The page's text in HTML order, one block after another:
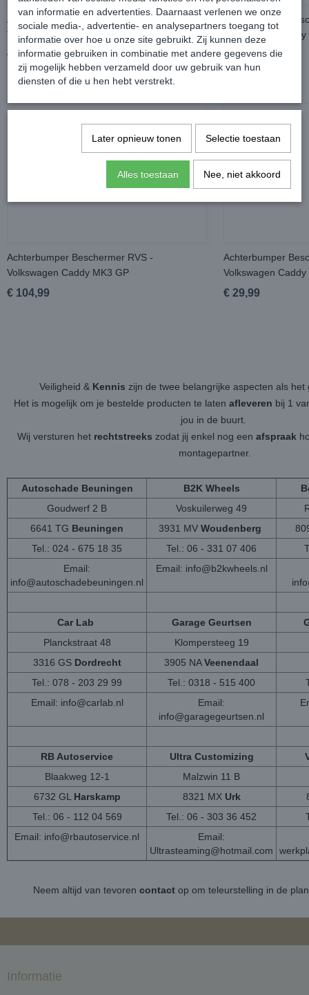
Achterbumper Beschermer Matzwart ABS -
Volkswagen Caddy MK3 GP
€ 89,99
Achterbumper
Volkswagen
€ 109,99
Achterbumper Beschermer RVS -
Volkswagen Caddy MK3 GP
€ 104,99
Achterbumper
Volkswagen Caddy
€ 29,99
Veiligheid & Kennis zijn de twee belangrijke aspecten als
Het is mogelijk om je bestelde producten te laten afleveren bij 1
jou in de buurt.
Wij versturen het rechtstreeks zodat jij enkel nog een afspraak
montagepartner.
Autoschade Beuningen B2K Wheels
Goudwerf 2 B
Voskuilerweg 49
6641 TG Beuningen 3931 MV Woudenberg
Tel.: 024 - 675 18 35
Tel.: 06 - 331 07 406
Email:
info@autoschadebeuningen.nl
Email: info@b2kwheels.nl
Car Lab Garage Geurtsen
Planckstraat 48
Klompersteeg 19
3316 GS Dordrecht 3905 NAVeenendaal
Tel.: 078 - 203 29 99
Tel.: 0318 - 515 400
Email: info@carlab.nl
Email:
info@garagegeurtsen.nl
RB Autoservice Ultra Customizing
Blaakweg 12-1
Malzwin 11 B
6732 GL Harskamp 8321 MX Urk
Tel.: 06 - 112 04 569
Tel.: 06 - 303 36 452
Email: info@rbautoservice.nl
Email:
Ultrasteaming@hotmail.com
Neem altijd van tevoren contactop om teleurstelling in de
Informatie
van informatie en advertenties. Daarnaast verlenen we onze
sociale media-, advertentie- en analysepartners toegang tot
informatie over hoe u onze site gebruikt. Zij kunnen deze
informatie gebruiken in combinatie met andere gegevens die
zij mogelijk hebben verzameld door uw gebruik van hun
diensten of die u hen hebt verstrekt.
Later opnieuw tonen Selectie toestaan
Alles toestaan Nee, niet akkoord